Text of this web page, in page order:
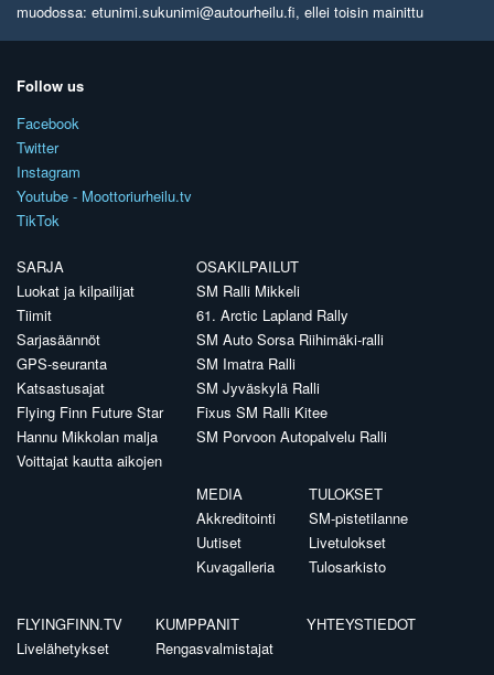
muodossa: etunimi.sukunimi@autourheilu.fi, ellei toisin mainittu
Follow us
Facebook
Twitter
Instagram
Youtube - Moottoriurheilu.tv
TikTok
SARJA
Luokat ja kilpailijat
Tiimit
Sarjasäännöt
GPS-seuranta
Katsastusajat
Flying Finn Future Star
Hannu Mikkolan malja
Voittajat kautta aikojen
OSAKILPAILUT
SM Ralli Mikkeli
61. Arctic Lapland Rally
SM Auto Sorsa Riihimäki-ralli
SM Imatra Ralli
SM Jyväskylä Ralli
Fixus SM Ralli Kitee
SM Porvoon Autopalvelu Ralli
MEDIA
Akkreditointi
Uutiset
Kuvagalleria
TULOKSET
SM-pistetilanne
Livetulokset
Tulosarkisto
FLYINGFINN.TV
Livelähetykset
KUMPPANIT
Rengasvalmistajat
YHTEYSTIEDOT